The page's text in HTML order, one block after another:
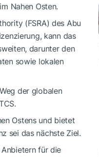
Nahen Osten.
(FSRA) des Abu
kann das
darunter den
sowie lokalen
der globalen
Ostens und bietet
sei das nächste Ziel.
für die